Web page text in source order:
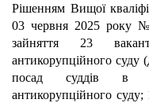
Рішенням Вищої
03 червня 2025 року
зайняття 23
антикорупційного
посад суддів в
антикорупційного